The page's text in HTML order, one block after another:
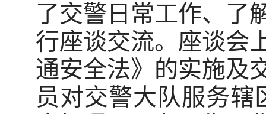
了交警日常工作、了
行座谈交流。座谈会
通安全法》的实施及
员对交警大队服务